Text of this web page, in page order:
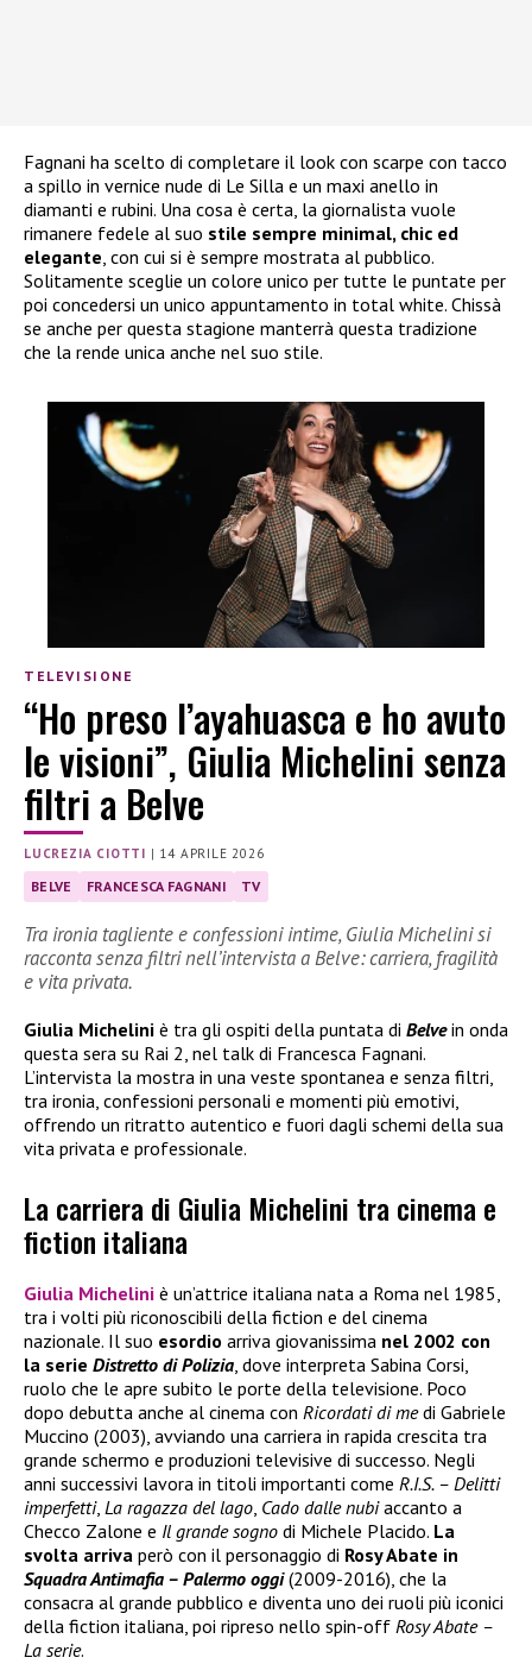
Fagnani ha scelto di completare il look con scarpe con tacco
a spillo in vernice nude di Le Silla e un maxi anello in
diamanti e rubini. Una cosa è certa, la giornalista vuole
rimanere fedele al suo stile sempre minimal, chic ed
elegante, con cui si è sempre mostrata al pubblico.
Solitamente sceglie un colore unico per tutte le puntate per
poi concedersi un unico appuntamento in total white. Chissà
se anche per questa stagione manterrà questa tradizione
che la rende unica anche nel suo stile.
TELEVISIONE
“Ho preso l’ayahuasca e ho avuto
le visioni”, Giulia Michelini senza
filtri a Belve
LUCREZIA CIOTTI | 14 APRILE 2026
BELVE FRANCESCA FAGNANI TV
Tra ironia tagliente e confessioni intime, Giulia Michelini si
racconta senza filtri nell’intervista a Belve: carriera, fragilità
e vita privata.
Giulia Michelini è tra gli ospiti della puntata di Belve in onda
questa sera su Rai 2, nel talk di Francesca Fagnani.
L’intervista la mostra in una veste spontanea e senza filtri,
tra ironia, confessioni personali e momenti più emotivi,
offrendo un ritratto autentico e fuori dagli schemi della sua
vita privata e professionale.
La carriera di Giulia Michelini tra cinema e
fiction italiana
Giulia Michelini è un’attrice italiana nata a Roma nel 1985,
tra i volti più riconoscibili della fiction e del cinema
nazionale. Il suo esordio arriva giovanissima nel 2002 con
la serie Distretto di Polizia, dove interpreta Sabina Corsi,
ruolo che le apre subito le porte della televisione. Poco
dopo debutta anche al cinema con Ricordati di medi Gabriele
Muccino (2003), avviando una carriera in rapida crescita tra
grande schermo e produzioni televisive di successo. Negli
anni successivi lavora in titoli importanti come R.I.S. – Delitti
imperfetti, La ragazza del lago, Cado dalle nubiaccanto a
Checco Zalone e Il grande sogno di Michele Placido. La
svolta arriva però con il personaggio di Rosy Abate in
Squadra Antimafia – Palermo oggi(2009-2016), che la
consacra al grande pubblico e diventa uno dei ruoli più iconici
della fiction italiana, poi ripreso nello spin-off Rosy Abate –
La serie.